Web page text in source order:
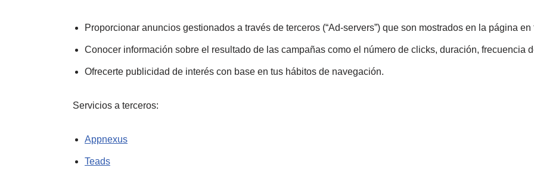
Proporcionar anuncios gestionados a través de terceros (“Ad-servers”) que son mostrados en la página
Conocer información sobre el resultado de las campañas como el número de clicks, duración, frecuencia
Ofrecerte publicidad de interés con base en tus hábitos de navegación.
Servicios a terceros:
Appnexus
Teads